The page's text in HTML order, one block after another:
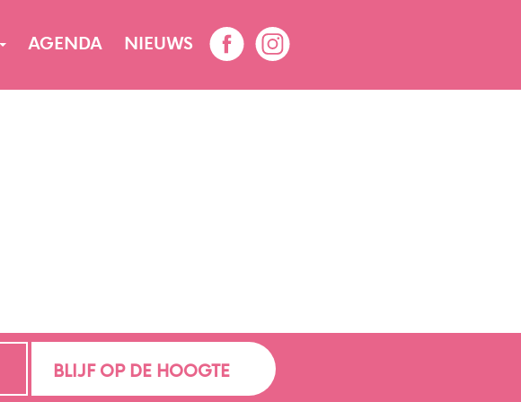
AGENDA NIEUWS